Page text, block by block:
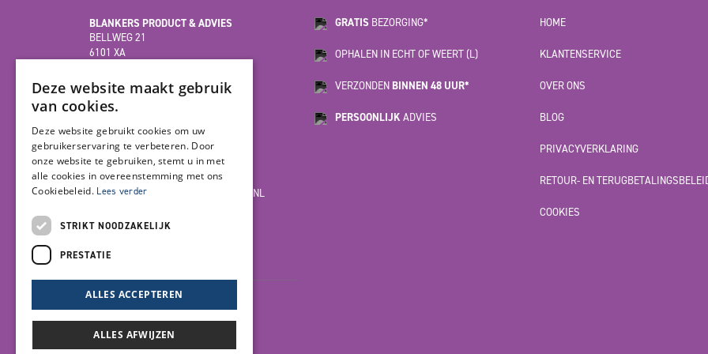
BLANKERS PRODUCT & ADVIES
BELLWEG 21
6101 XA
(HOOFDVESTIGING)
6004 AX
WEERT
INFO@BLANKERSPRODUCT-ADVIES.NL
LET'S GET SOCIAL
GRATIS BEZORGING*
OPHALEN IN ECHT OF WEERT (L)
VERZONDEN BINNEN 48 UUR*
PERSOONLIJKADVIES
HOME
KLANTENSERVICE
OVER ONS
BLOG
PRIVACYVERKLARING
RETOUR- EN
COOKIES
Deze website maakt gebruik
van cookies.
Deze website gebruikt cookies om uw
gebruikerservaring te verbeteren. Door
onze website te gebruiken, stemt u in met
alle cookies in overeenstemming met ons
Cookiebeleid. Lees verder
STRIKT NOODZAKELIJK
PRESTATIE
ALLES ACCEPTEREN
ALLES AFWIJZEN